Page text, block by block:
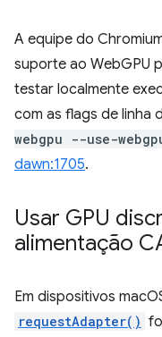
A equipe do
suporte ao WebGPU
testar localmente
com as flags de linha
webgpu --use-
dawn:1705.
Usar GPU
alimentação
Em dispositivos
requestAdapter()